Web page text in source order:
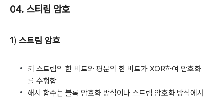
04. 스티림 암호
1) 스트림 암호
키 스트림의 한 비트와 평문의 한 비트가 XOR하여 암호화
를 수행함
해시 함수는 블록 암호화 방식이나 스트림 암호화 방식에서